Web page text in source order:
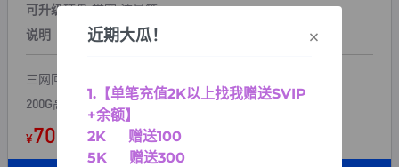
可升级硬盘,带宽,流量等
说明
200G防御 本地清洗
三网回程9929
200G高防
¥70.00 起/ 月
近期大瓜！
1.【单笔充值2K以上找我赠送SVIP
+余额】
2K 赠送100
5K 赠送300
×